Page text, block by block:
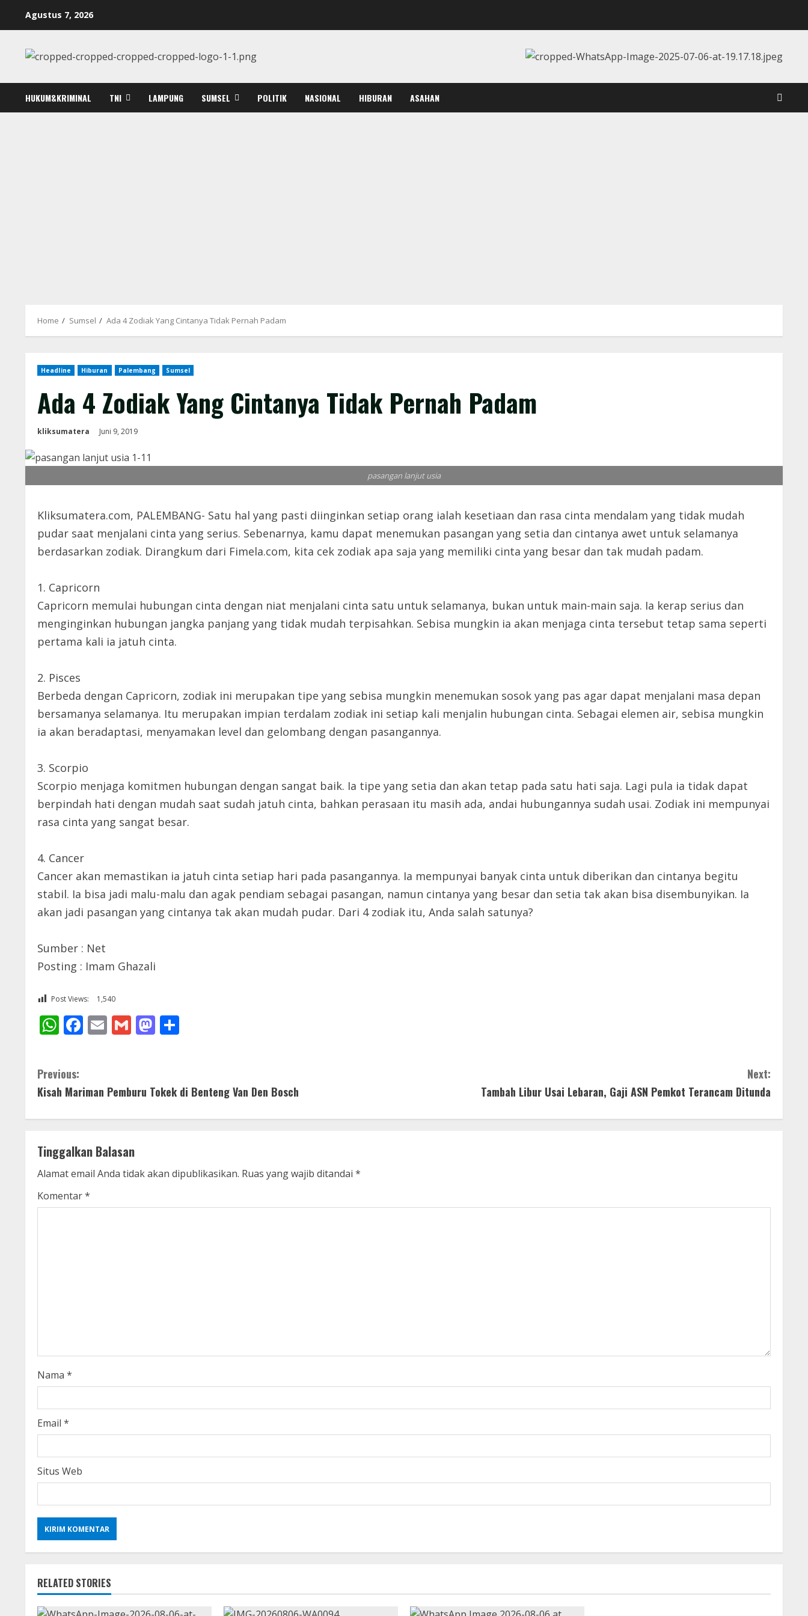
Agustus 7, 2026
HUKUM&KRIMINAL TNI LAMPUNG SUMSEL POLITIK NASIONAL HIBURAN ASAHAN
Home Sumsel Ada 4 Zodiak Yang Cintanya Tidak Pernah Padam
Headline Hiburan Palembang Sumsel
Ada 4 Zodiak Yang Cintanya Tidak Pernah Padam
kliksumatera Juni 9, 2019
pasangan lanjut usia
Kliksumatera.com, PALEMBANG- Satu hal yang pasti diinginkan setiap orang ialah kesetiaan dan rasa cinta mendalam yang tidak mudah
pudar saat menjalani cinta yang serius. Sebenarnya, kamu dapat menemukan pasangan yang setia dan cintanya awet untuk selamanya
berdasarkan zodiak. Dirangkum dari Fimela.com, kita cek zodiak apa saja yang memiliki cinta yang besar dan tak mudah padam.
1. Capricorn
Capricorn memulai hubungan cinta dengan niat menjalani cinta satu untuk selamanya, bukan untuk main-main saja. Ia kerap serius dan
menginginkan hubungan jangka panjang yang tidak mudah terpisahkan. Sebisa mungkin ia akan menjaga cinta tersebut tetap sama seperti
pertama kali ia jatuh cinta.
2. Pisces
Berbeda dengan Capricorn, zodiak ini merupakan tipe yang sebisa mungkin menemukan sosok yang pas agar dapat menjalani masa depan
bersamanya selamanya. Itu merupakan impian terdalam zodiak ini setiap kali menjalin hubungan cinta. Sebagai elemen air, sebisa mungkin
ia akan beradaptasi, menyamakan level dan gelombang dengan pasangannya.
3. Scorpio
Scorpio menjaga komitmen hubungan dengan sangat baik. Ia tipe yang setia dan akan tetap pada satu hati saja. Lagi pula ia tidak dapat
berpindah hati dengan mudah saat sudah jatuh cinta, bahkan perasaan itu masih ada, andai hubungannya sudah usai. Zodiak ini mempunyai
rasa cinta yang sangat besar.
4. Cancer
Cancer akan memastikan ia jatuh cinta setiap hari pada pasangannya. Ia mempunyai banyak cinta untuk diberikan dan cintanya begitu
stabil. Ia bisa jadi malu-malu dan agak pendiam sebagai pasangan, namun cintanya yang besar dan setia tak akan bisa disembunyikan. Ia
akan jadi pasangan yang cintanya tak akan mudah pudar. Dari 4 zodiak itu, Anda salah satunya?
Sumber : Net
Posting : Imam Ghazali
Post Views: 1,540
WhatsApp
Facebook
EmailGmailMastodon
C
o
n
t
i
n
d
i
n
g
Previous:
Kisah Mariman Pemburu Tokek di Benteng Van Den Bosch
Next:
Tambah Libur Usai Lebaran, Gaji ASN Pemkot Terancam Ditunda
Tinggalkan Balasan
Alamat email Anda tidak akan dipublikasikan. Ruas yang wajib ditandai *
Komentar*
Nama *
Email *
Situs Web
RELATED STORIES